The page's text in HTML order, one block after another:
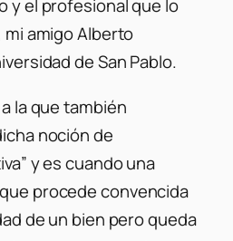
y el profesional que lo
amigo Alberto
de San Pablo.
la que también
noción de
y es cuando una
procede convencida
de un bien pero queda